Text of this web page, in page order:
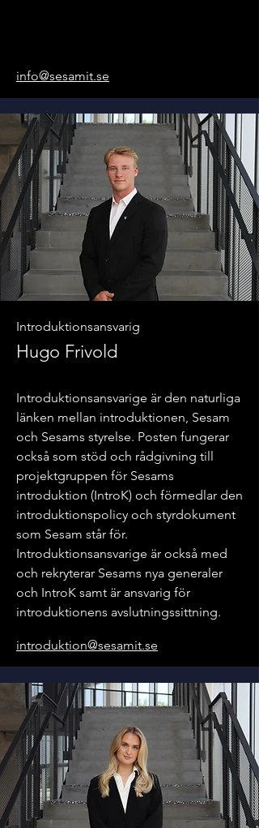
info@sesamit.se
Introduktionsansvarig
Hugo Frivold
Introduktionsansvarige är den naturliga
länken mellan introduktionen, Sesam
och Sesams styrelse. Posten fungerar
också som stöd och rådgivning till
projektgruppen för Sesams
introduktion (IntroK) och förmedlar den
introduktionspolicy och styrdokument
som Sesam står för.
Introduktionsansvarige är också med
och rekryterar Sesams nya generaler
och IntroK samt är ansvarig för
introduktionens avslutningssittning.
introduktion@sesamit.se